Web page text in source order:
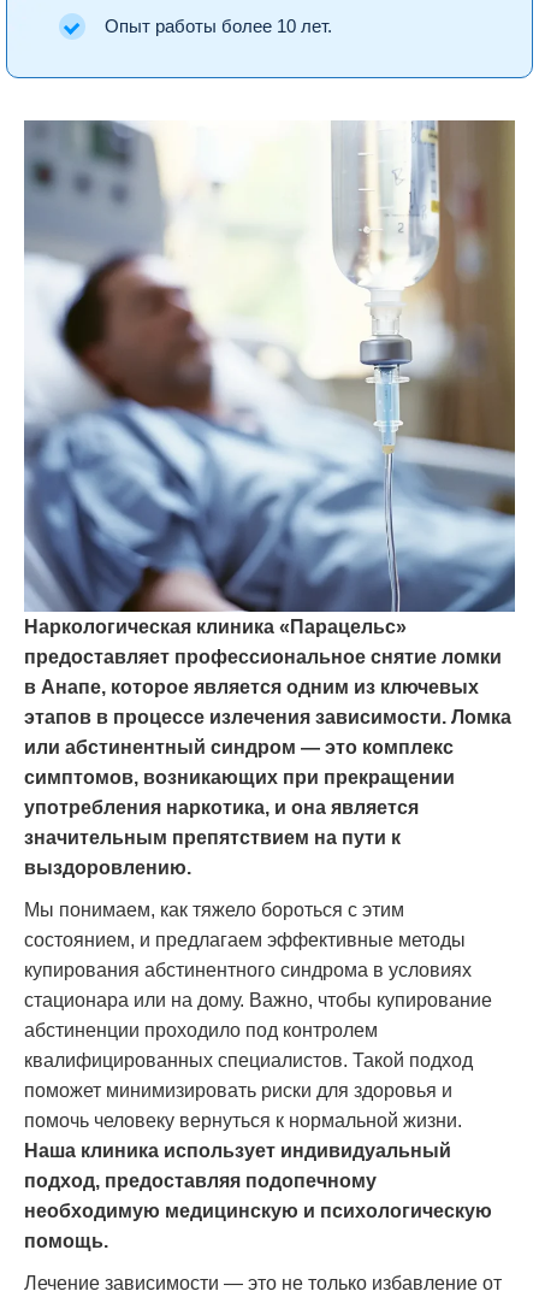
Опыт работы более 10 лет.
Наркологическая клиника «Парацельс»
предоставляет профессиональное снятие ломки
в Анапе, которое является одним из ключевых
этапов в процессе излечения зависимости. Ломка
или абстинентный синдром — это комплекс
симптомов, возникающих при прекращении
употребления наркотика, и она является
значительным препятствием на пути к
выздоровлению.
Мы понимаем, как тяжело бороться с этим
состоянием, и предлагаем эффективные методы
купирования абстинентного синдрома в условиях
стационара или на дому. Важно, чтобы купирование
абстиненции проходило под контролем
квалифицированных специалистов. Такой подход
поможет минимизировать риски для здоровья и
помочь человеку вернуться к нормальной жизни.
Наша клиника использует индивидуальный
подход, предоставляя подопечному
необходимую медицинскую и психологическую
помощь.
Лечение зависимости — это не только избавление от